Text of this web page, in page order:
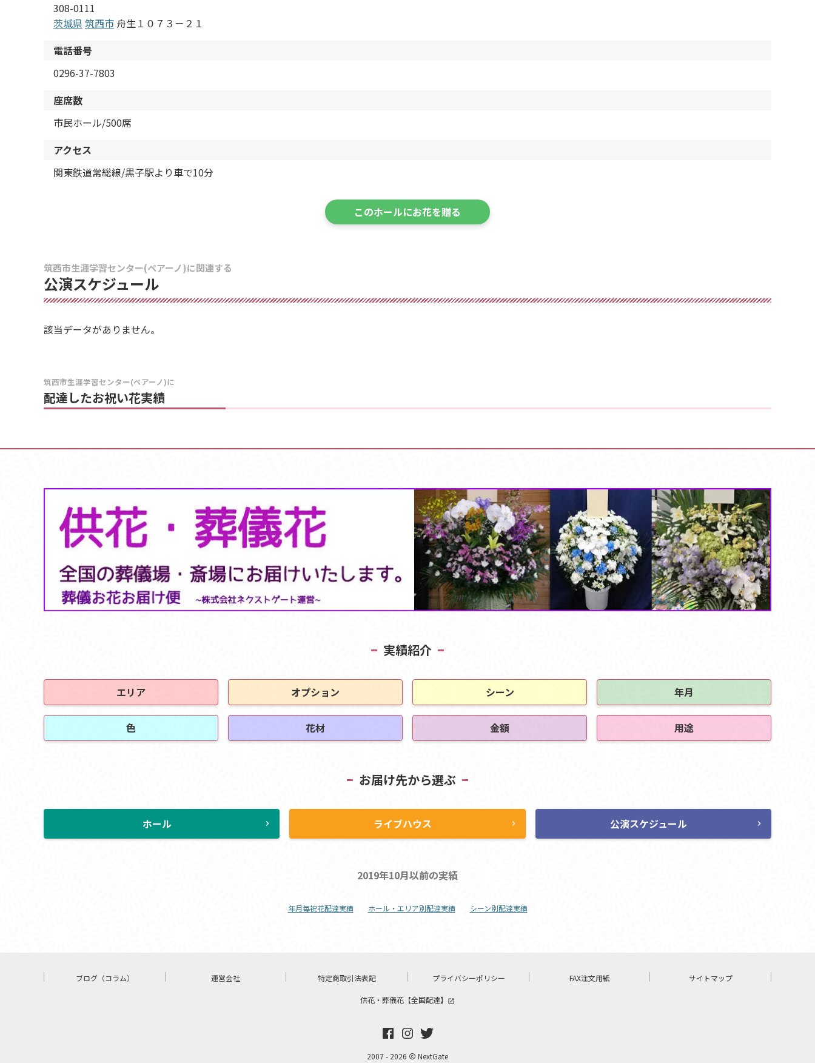
308-0111
茨城県 筑西市 舟生１０７３－２１
電話番号
0296-37-7803
座席数
市民ホール/500席
アクセス
関東鉄道常総線/黒子駅より車で10分
このホールにお花を贈る
筑西市生涯学習センター(ペアーノ)に関連する
公演スケジュール
該当データがありません。
筑西市生涯学習センター(ペアーノ)に
配達したお祝い花実績
実績紹介
エリア オプション シーン 年月
色 花材 金額 用途
お届け先から選ぶ
ホール chevron_right ライブハウス chevron_right 公演スケジュール chevron_right
2019年10月以前の実績
年月毎祝花配達実績 ホール・エリア別配達実績 シーン別配達実績
ブログ（コラム） 運営会社 特定商取引法表記 プライバシーポリシー FAX注文用紙 サイトマップ
供花・葬儀花【全国配達】 launch
2007 - 2026 copyright NextGate